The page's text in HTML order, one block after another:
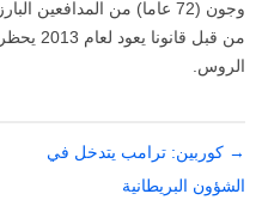
وجون (72 عاما) من المدافعين
من قبل
الروس.
تصفّح
المقالات
→ كوربين: ترامب يتدخل في
الشؤون البريطانية